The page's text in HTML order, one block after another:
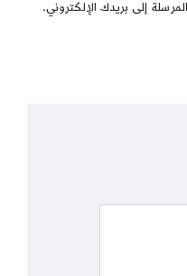
إلى بريدك الإلكتروني.